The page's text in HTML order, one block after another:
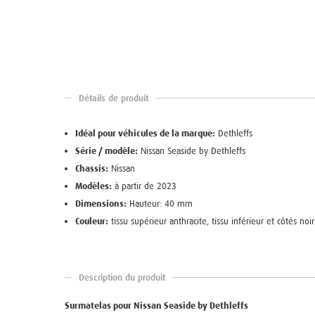
Détails de produit
Idéal pour véhicules de la marque: Dethleffs
Série / modèle: Nissan Seaside by Dethleffs
Chassis: Nissan
Modèles: à partir de 2023
Dimensions: Hauteur: 40 mm
Couleur: tissu supérieur anthracite, tissu inférieur et côtés
Description du produit
Surmatelas pour Nissan Seaside by Dethleffs